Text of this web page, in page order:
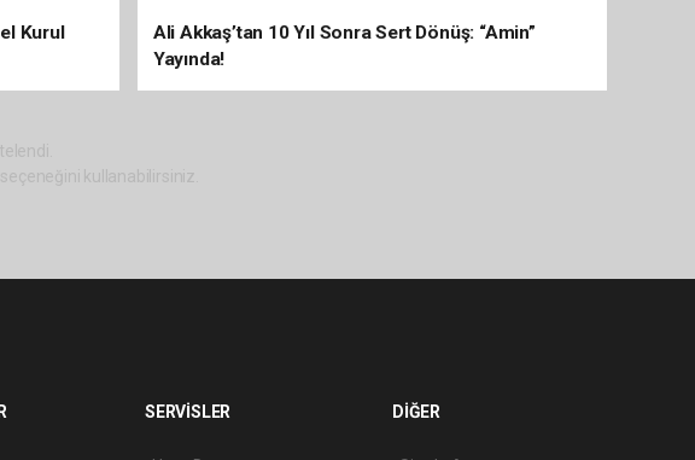
Kurul
Ali Akkaş’tan 10 Yıl Sonra Sert Dönüş: “Amin”
Yayında!
kullanabilirsiniz.
SERVİSLER DİĞER